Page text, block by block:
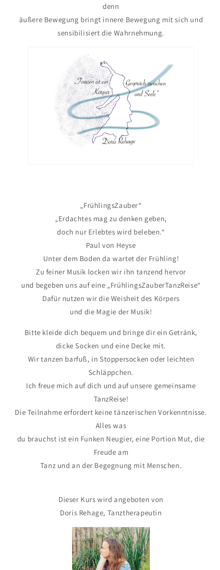
denn
äußere Bewegung bringt innere Bewegung mit sich und
sensibilisiert die Wahrnehmung.
„FrühlingsZauber“
„Erdachtes mag zu denken geben,
doch nur Erlebtes wird beleben.“
Paul von Heyse
Unter dem Boden da wartet der Frühling!
Zu feiner Musik locken wir ihn tanzend hervor
und begeben uns auf eine „FrühlingsZauberTanzReise“
Dafür nutzen wir die Weisheit des Körpers
und die Magie der Musik!
Bitte kleide dich bequem und bringe dir ein Getränk,
dicke Socken und eine Decke mit.
Wir tanzen barfuß, in Stoppersocken oder leichten
Schläppchen.
Ich freue mich auf dich und auf unsere gemeinsame
TanzReise!
Die Teilnahme erfordert keine tänzerischen Vorkenntnisse.
Alles was
du brauchst ist ein Funken Neugier, eine Portion Mut, die
Freude am
Tanz und an der Begegnung mit Menschen.
Dieser Kurs wird angeboten von
Doris Rehage, Tanztherapeutin